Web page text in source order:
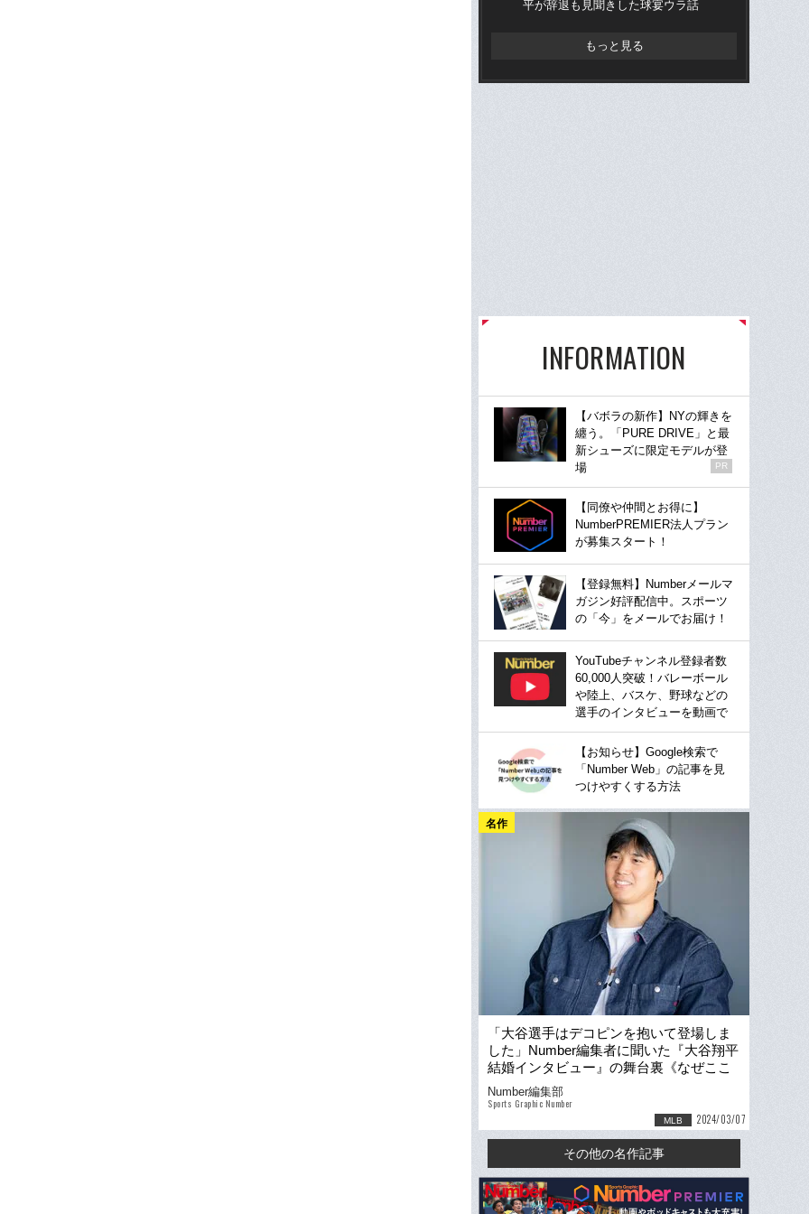
平が辞退も見聞きした球宴ウラ話
もっと見る
INFORMATION
【バボラの新作】NYの輝きを
纏う。「PURE DRIVE」と最
新シューズに限定モデルが登
場
PR
【同僚や仲間とお得に】
NumberPREMIER法人プラン
が募集スタート！
【登録無料】Numberメールマ
ガジン好評配信中。スポーツ
の「今」をメールでお届け！
YouTubeチャンネル登録者数
60,000人突破！バレーボール
や陸上、バスケ、野球などの
選手のインタビューを動画で
【お知らせ】Google検索で
「Number Web」の記事を見
つけやすくする方法
名作
「大谷選手はデコピンを抱いて登場しま
した」Number編集者に聞いた『大谷翔平
結婚インタビュー』の舞台裏《なぜここ
まで話をしてくれたのか？》
Number編集部
Sports Graphic Number
MLB 2024/03/07
その他の名作記事